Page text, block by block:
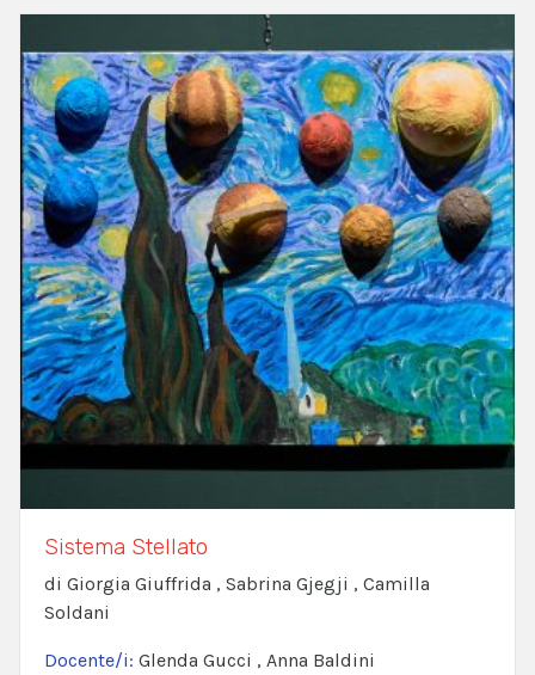
Sistema Stellato
di Giorgia Giuffrida , Sabrina Gjegji , Camilla
Soldani
Docente/i: Glenda Gucci , Anna Baldini